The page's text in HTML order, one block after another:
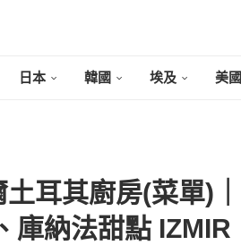
日本 韓國 埃及 美國
耳其廚房(菜單)｜
庫納法甜點 IZMIR